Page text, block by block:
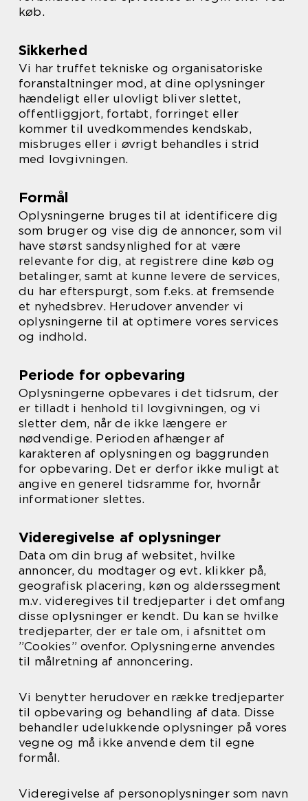
køb.
Sikkerhed
Vi har truffet tekniske og organisatoriske
foranstaltninger mod, at dine oplysninger
hændeligt eller ulovligt bliver slettet,
offentliggjort, fortabt, forringet eller
kommer til uvedkommendes kendskab,
misbruges eller i øvrigt behandles i strid
med lovgivningen.
Formål
Oplysningerne bruges til at identificere dig
som bruger og vise dig de annoncer, som vil
have størst sandsynlighed for at være
relevante for dig, at registrere dine køb og
betalinger, samt at kunne levere de services,
du har efterspurgt, som f.eks. at fremsende
et nyhedsbrev. Herudover anvender vi
oplysningerne til at optimere vores services
og indhold.
Periode for opbevaring
Oplysningerne opbevares i det tidsrum, der
er tilladt i henhold til lovgivningen, og vi
sletter dem, når de ikke længere er
nødvendige. Perioden afhænger af
karakteren af oplysningen og baggrunden
for opbevaring. Det er derfor ikke muligt at
angive en generel tidsramme for, hvornår
informationer slettes.
Videregivelse af oplysninger
Data om din brug af websitet, hvilke
annoncer, du modtager og evt. klikker på,
geografisk placering, køn og alderssegment
m.v. videregives til tredjeparter i det omfang
disse oplysninger er kendt. Du kan se hvilke
tredjeparter, der er tale om, i afsnittet om
”Cookies” ovenfor. Oplysningerne anvendes
til målretning af annoncering.
Vi benytter herudover en række tredjeparter
til opbevaring og behandling af data. Disse
behandler udelukkende oplysninger på vores
vegne og må ikke anvende dem til egne
formål.
Videregivelse af personoplysninger som navn